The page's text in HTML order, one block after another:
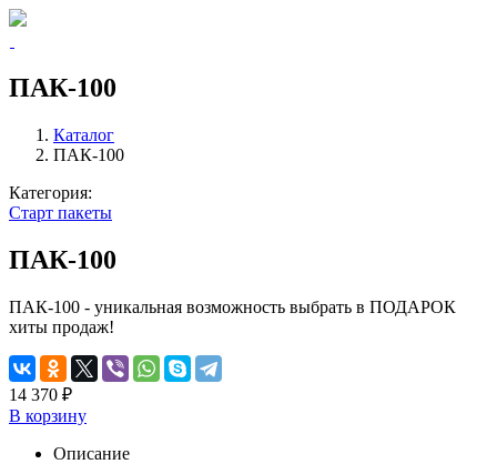
ПАК-100
Каталог
ПАК-100
Категория:
Старт пакеты
ПАК-100
ПАК-100 - уникальная возможность выбрать в ПОДАРОК
хиты продаж!
14 370 ₽
В корзину
Описание